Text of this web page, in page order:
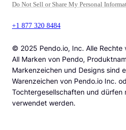
Do Not Sell or Share My Personal
+1 877 320 8484
© 2025 Pendo.io, Inc. Alle Rechte
All Marken von Pendo,
Markenzeichen und Designs sind
Warenzeichen von Pendo.io Inc.
Tochtergesellschaften und dürfen
verwendet werden.